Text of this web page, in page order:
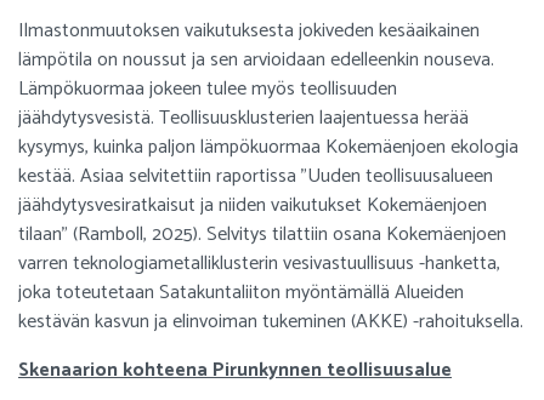
Ilmastonmuutoksen vaikutuksesta jokiveden kesäaikainen
lämpötila on noussut ja sen arvioidaan edelleenkin nouseva.
Lämpökuormaa jokeen tulee myös teollisuuden
jäähdytysvesistä. Teollisuusklusterien laajentuessa herää
kysymys, kuinka paljon lämpökuormaa Kokemäenjoen ekologia
kestää. Asiaa selvitettiin raportissa ”Uuden teollisuusalueen
jäähdytysvesiratkaisut ja niiden vaikutukset Kokemäenjoen
tilaan” (Ramboll, 2025). Selvitys tilattiin osana Kokemäenjoen
varren teknologiametalliklusterin vesivastuullisuus-hanketta,
joka toteutetaan Satakuntaliiton myöntämällä Alueiden
kestävän kasvun ja elinvoiman tukeminen (AKKE) -rahoituksella.
Skenaarion kohteena Pirunkynnen teollisuusalue